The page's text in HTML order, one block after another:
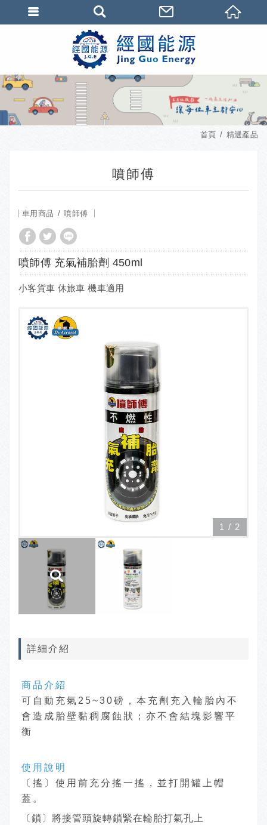
首頁 精選產品
噴師傅
車用商品 噴師傅
噴師傅 充氣補胎劑 450ml
小客貨車 休旅車 機車適用
1 / 2
詳細介紹
商品介紹
可自動充氣25~30磅，本充劑充入輪胎內不
會造成胎壁黏稠腐蝕狀；亦不會結塊影響平
衡
使用說明
〔搖〕使用前充分搖一搖，並打開罐上帽
蓋。
〔鎖〕將接管頭旋轉鎖緊在輪胎打氣孔上